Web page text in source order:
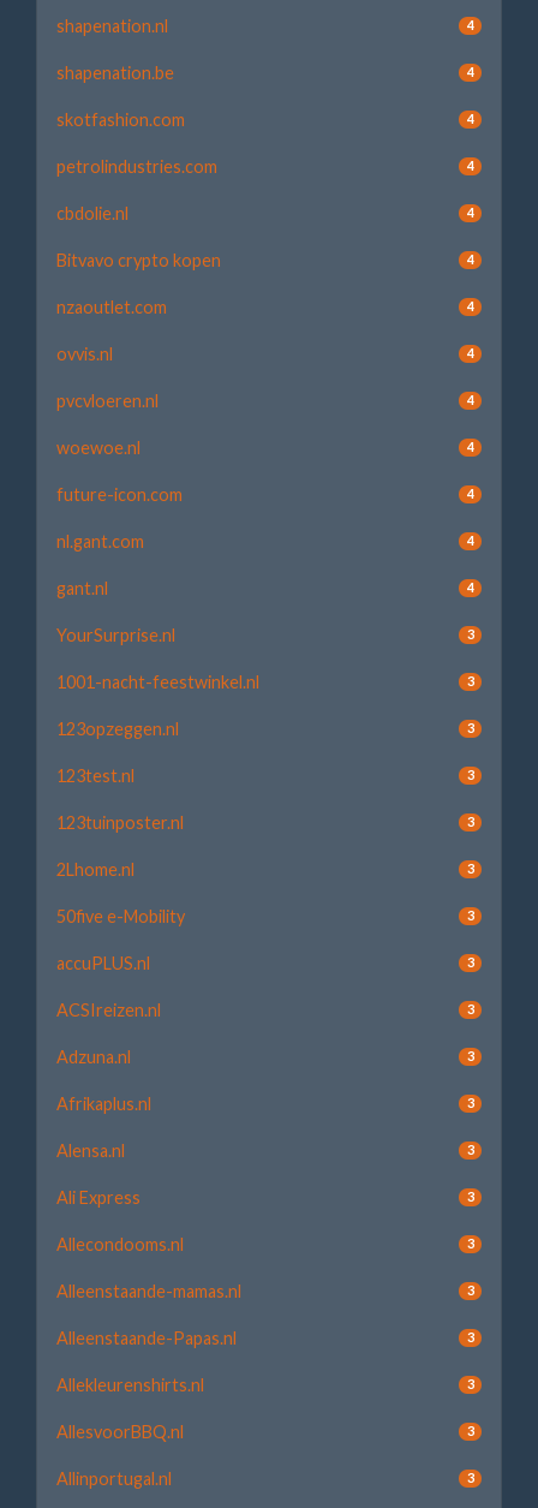
shapenation.nl 4
shapenation.be 4
skotfashion.com 4
petrolindustries.com 4
cbdolie.nl 4
Bitvavo crypto kopen 4
nzaoutlet.com 4
ovvis.nl 4
pvcvloeren.nl 4
woewoe.nl 4
future-icon.com 4
nl.gant.com 4
gant.nl 4
YourSurprise.nl 3
1001-nacht-feestwinkel.nl 3
123opzeggen.nl 3
123test.nl 3
123tuinposter.nl 3
2Lhome.nl 3
50five e-Mobility 3
accuPLUS.nl 3
ACSIreizen.nl 3
Adzuna.nl 3
Afrikaplus.nl 3
Alensa.nl 3
Ali Express 3
Allecondooms.nl 3
Alleenstaande-mamas.nl 3
Alleenstaande-Papas.nl 3
Allekleurenshirts.nl 3
AllesvoorBBQ.nl 3
Allinportugal.nl 3